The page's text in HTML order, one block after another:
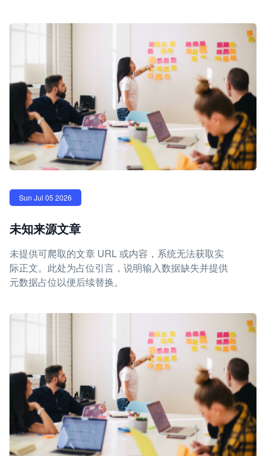
Sun Jul 05 2026
未知来源文章
未提供可爬取的文章 URL 或内容，系统无法获取实
际正文。此处为占位引言，说明输入数据缺失并提供
元数据占位以便后续替换。